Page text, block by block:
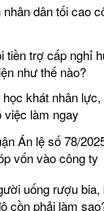
nhân dân tối cao
tiền trợ cấp nghỉ
như thế nào?
học khát nhân
việc làm ngay
Án lệ số 78/
vốn vào công ty
uống rượu
cồn phải làm